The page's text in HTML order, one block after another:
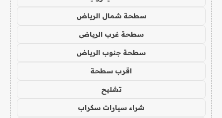
سطحة شمال الرياض
سطحة غرب الرياض
سطحة جنوب الرياض
اقرب سطحة
تشليح
شراء سيارات سكراب